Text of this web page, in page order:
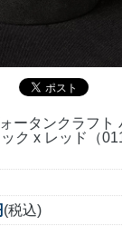
ータンクラフト
ク x レッド（
(税込)